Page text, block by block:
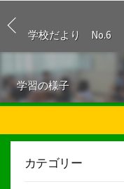
学校だより No.6
学習の様子
カテゴリー